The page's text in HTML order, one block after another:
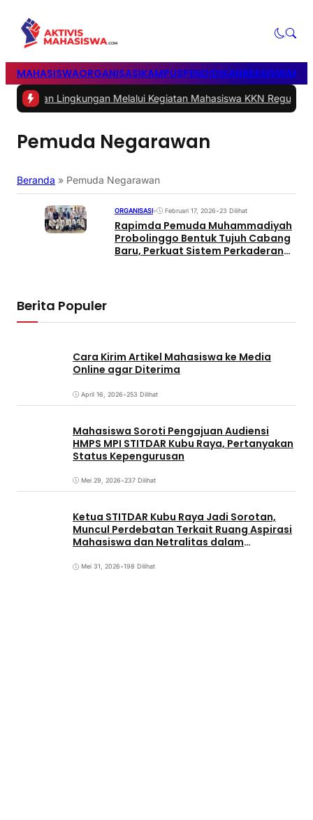
MAHASISWAORGANISASIKAMPUSPENDIDIKANBEASISWA
Melalui Kegiatan Mahasiswa KKN Reguler UNP 2026
Pemuda Negarawan
Beranda » Pemuda Negarawan
ORGANISASI• Februari 17, 2026•23 Dilihat
Rapimda Pemuda Muhammadiyah
Probolinggo Bentuk Tujuh Cabang
Baru, Perkuat Sistem Perkaderan
Berita Populer
Cara Kirim Artikel Mahasiswa ke Media
Online agar Diterima
April 16, 2026•253 Dilihat
Mahasiswa Soroti Pengajuan Audiensi
HMPS MPI STITDAR Kubu Raya, Pertanyakan
Status Kepengurusan
Mei 29, 2026•237 Dilihat
Ketua STITDAR Kubu Raya Jadi Sorotan,
Muncul Perdebatan Terkait Ruang Aspirasi
Mahasiswa dan Netralitas dalam
Mei 31, 2026•198 Dilihat